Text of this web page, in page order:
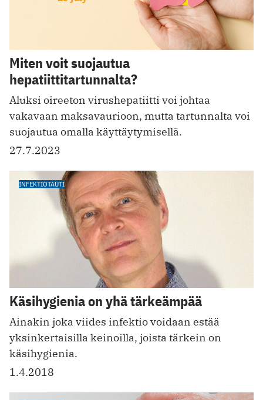
Miten voit suojautua
hepatiittitartunnalta?
Aluksi oireeton virushepatiitti voi johtaa
vakavaan maksavaurioon, mutta tartunnalta voi
suojautua omalla käyttäytymisellä.
27.7.2023
INFEKTIOTAUTI
Käsihygienia on yhä tärkeämpää
Ainakin joka viides infektio voidaan estää
yksinkertaisilla keinoilla, joista tärkein on
käsihygienia.
1.4.2018